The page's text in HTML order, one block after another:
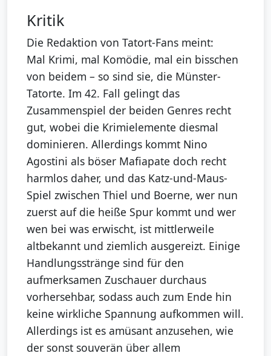
Kritik
Die Redaktion von Tatort-Fans meint:
Mal Krimi, mal Komödie, mal ein bisschen
von beidem – so sind sie, die Münster-
Tatorte. Im 42. Fall gelingt das
Zusammenspiel der beiden Genres recht
gut, wobei die Krimielemente diesmal
dominieren. Allerdings kommt Nino
Agostini als böser Mafiapate doch recht
harmlos daher, und das Katz-und-Maus-
Spiel zwischen Thiel und Boerne, wer nun
zuerst auf die heiße Spur kommt und wer
wen bei was erwischt, ist mittlerweile
altbekannt und ziemlich ausgereizt. Einige
Handlungsstränge sind für den
aufmerksamen Zuschauer durchaus
vorhersehbar, sodass auch zum Ende hin
keine wirkliche Spannung aufkommen will.
Allerdings ist es amüsant anzusehen, wie
der sonst souverän über allem